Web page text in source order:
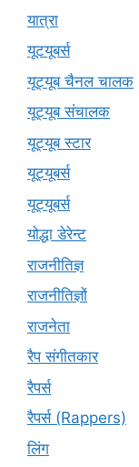
यात्रा
यूटयूबर्स
यूट्यूब चैनल चालक
यूट्यूब संचालक
यूट्यूब स्टार
यूट्यूबर्स
यूट्‍यूबर्स
योद्धा डेरेन्ट
राजनीतिज्ञ
राजनीतिज्ञों
राजनेता
रैप संगीतकार
रैपर्स
रैपर्स (Rappers)
लिंग